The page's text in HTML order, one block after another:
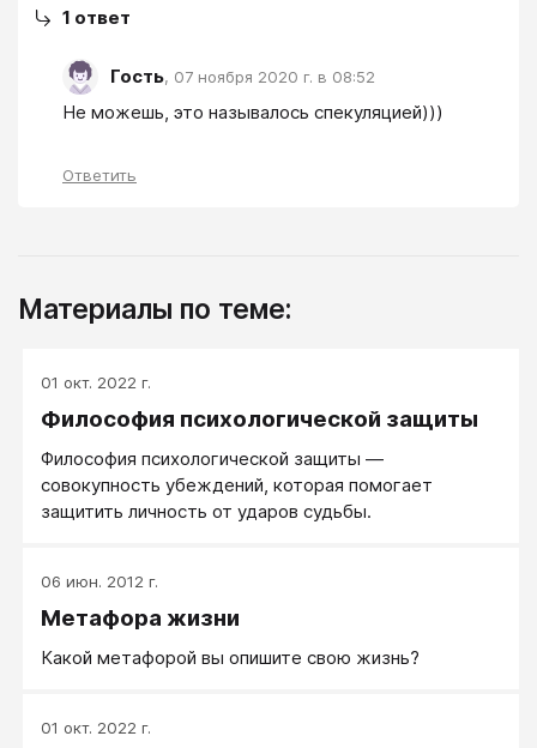
1 ответ
Гость, 07 ноября 2020 г. в 08:52
Не можешь, это называлось спекуляцией)))
Ответить
Материалы по теме:
01 окт. 2022 г.
Философия психологической защиты
Философия психологической защиты ―
совокупность убеждений, которая помогает
защитить личность от ударов судьбы.
06 июн. 2012 г.
Метафора жизни
Какой метафорой вы опишите свою жизнь?
01 окт. 2022 г.